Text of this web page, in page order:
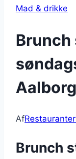
Mad & drikke
Brunch
Aalborg
Af
Brunch